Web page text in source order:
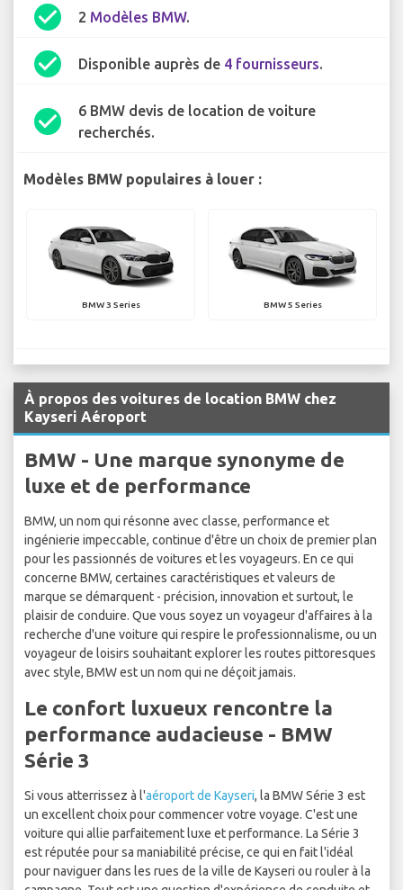
check_circle 2 Modèles BMW.
check_circle Disponible auprès de 4 fournisseurs.
check_circle
6 BMW devis de location de voiture
recherchés.
Modèles BMW populaires à louer :
BMW 3 Series BMW 5 Series
À propos des voitures de location BMW chez
Kayseri Aéroport
BMW - Une marque synonyme de
luxe et de performance
BMW, un nom qui résonne avec classe, performance et
ingénierie impeccable, continue d'être un choix de premier plan
pour les passionnés de voitures et les voyageurs. En ce qui
concerne BMW, certaines caractéristiques et valeurs de
marque se démarquent - précision, innovation et surtout, le
plaisir de conduire. Que vous soyez un voyageur d'affaires à la
recherche d'une voiture qui respire le professionnalisme, ou un
voyageur de loisirs souhaitant explorer les routes pittoresques
avec style, BMW est un nom qui ne déçoit jamais.
Le confort luxueux rencontre la
performance audacieuse - BMW
Série 3
Si vous atterrissez à l'aéroport de Kayseri, la BMW Série 3 est
un excellent choix pour commencer votre voyage. C'est une
voiture qui allie parfaitement luxe et performance. La Série 3
est réputée pour sa maniabilité précise, ce qui en fait l'idéal
pour naviguer dans les rues de la ville de Kayseri ou rouler à la